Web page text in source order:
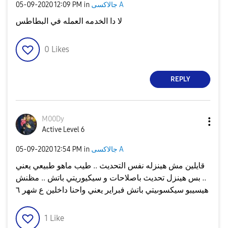
‎05-09-202012:09 PM in جالاكسى A
لا دا الخدمه العمله في البطاطس
0 Likes
REPLY
M00Dy
Active Level 6
‎05-09-202012:54 PM in جالاكسى A
قايلين مش هينزله نفس التحديث .. طيب ماهو طبيعي يعني
.. بس هينزل تحديث باصلاحات و سيكيوريتي باتش .. مظنش
هيسيبو سيكسوىيتي باتش فبراير يعني واحنا داخلين ع شهر ٦
1 Like